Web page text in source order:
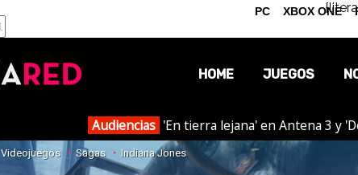
HOME JUEGOS
Audiencias 'En tierra lejana' en Antena 3 y
Videojuegos Sagas Indiana Jones
PC XBOX ONE